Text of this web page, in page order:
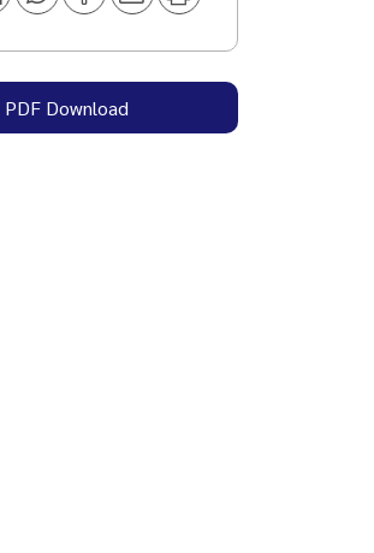
PDF Download